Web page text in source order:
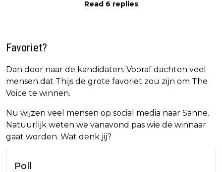
Read 6 replies
Favoriet?
Dan door naar de kandidaten. Vooraf dachten veel
mensen dat Thijs de grote favoriet zou zijn om The
Voice te winnen.
Nu wijzen veel mensen op social media naar Sanne.
Natuurlijk weten we vanavond pas wie de winnaar
gaat worden. Wat denk jij?
Poll